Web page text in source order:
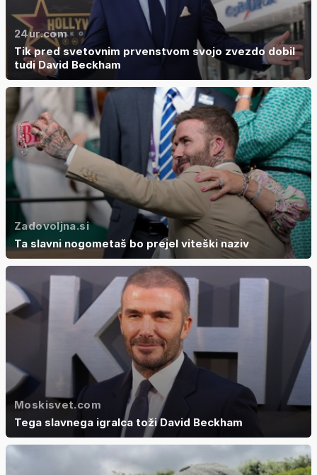
24ur.com
Tik pred svetovnim prvenstvom svojo zvezdo dobil
tudi David Beckham
Zadovoljna.si
Ta slavni nogometaš bo prejel viteški naziv
Moskisvet.com
Tega slavnega igralca toži David Beckham